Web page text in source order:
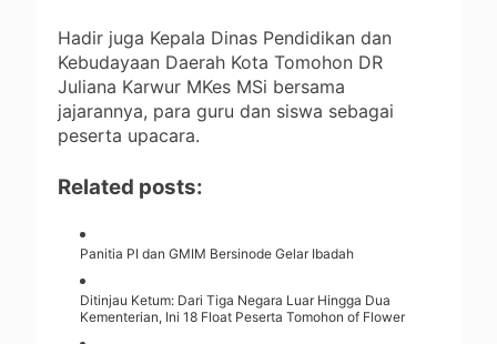
Hadir juga Kepala Dinas Pendidikan dan
Kebudayaan Daerah Kota Tomohon DR
Juliana Karwur MKes MSi bersama
jajarannya, para guru dan siswa sebagai
peserta upacara.
Related posts:
Panitia PI dan GMIM Bersinode Gelar Ibadah
Ditinjau Ketum: Dari Tiga Negara Luar Hingga Dua
Kementerian, Ini 18 Float Peserta Tomohon of Flower